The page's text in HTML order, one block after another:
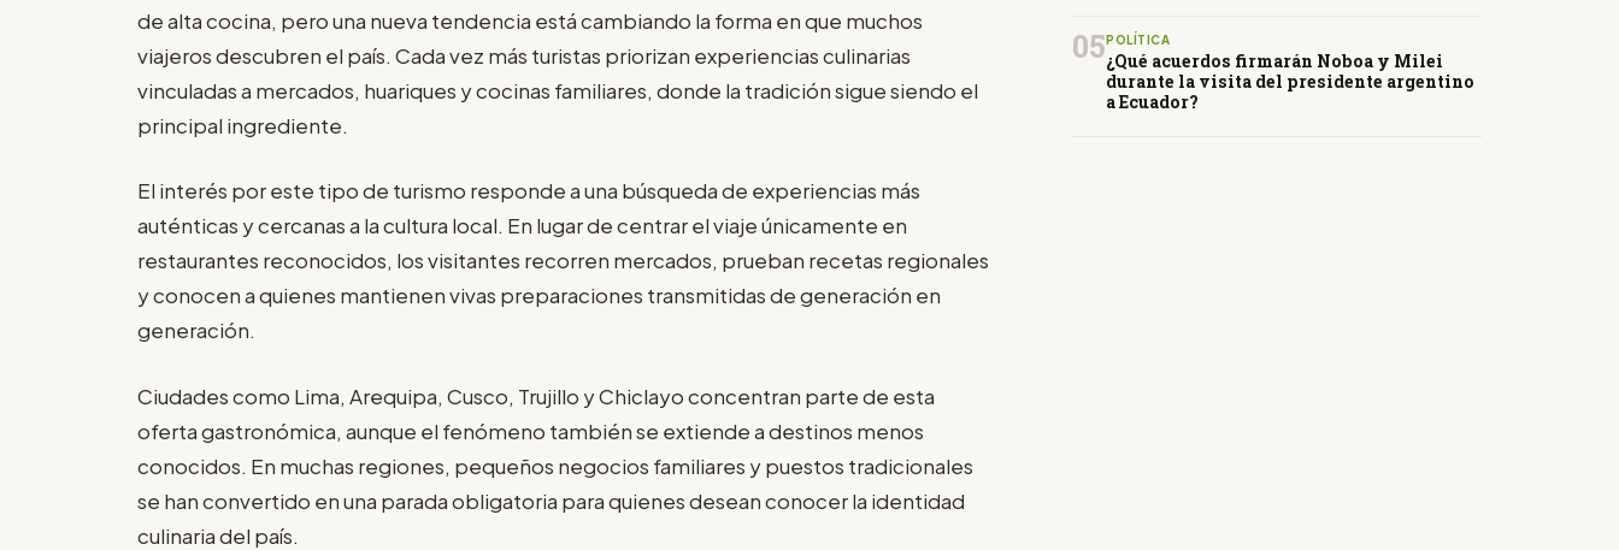
de alta cocina, pero una nueva tendencia está cambiando la forma en que muchos
viajeros descubren el país. Cada vez más turistas priorizan experiencias culinarias
vinculadas a mercados, huariques y cocinas familiares, donde la tradición sigue siendo el
principal ingrediente.
El interés por este tipo de turismo responde a una búsqueda de experiencias más
auténticas y cercanas a la cultura local. En lugar de centrar el viaje únicamente en
restaurantes reconocidos, los visitantes recorren mercados, prueban recetas regionales
y conocen a quienes mantienen vivas preparaciones transmitidas de generación en
generación.
Ciudades como Lima, Arequipa, Cusco, Trujillo y Chiclayo concentran parte de esta
oferta gastronómica, aunque el fenómeno también se extiende a destinos menos
conocidos. En muchas regiones, pequeños negocios familiares y puestos tradicionales
se han convertido en una parada obligatoria para quienes desean conocer la identidad
culinaria del país.
05 POLÍTICA
¿Qué acuerdos firmarán Noboa y Milei
durante la visita del presidente argentino
a Ecuador?